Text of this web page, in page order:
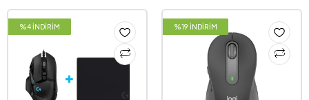
%4 İNDİRİM %19 İNDİRİM